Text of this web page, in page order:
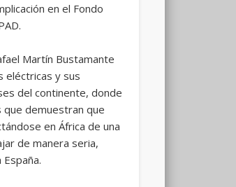
en el Fondo
Martín Bustamante
eléctricas y sus
del continente, donde
demuestran que
en África de una
de manera seria,